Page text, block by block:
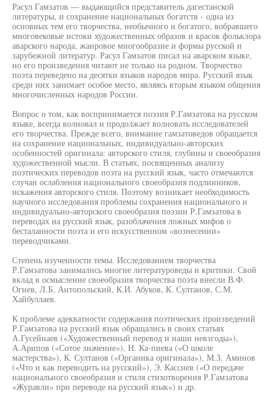
Расул Гамзатов — выдающийся представитель дагестанской
литературы, и сохранение национальных богатств - одна из
основных тем его творчества, необычного и богатого, вобравшего
многовековые истоки художественных образов и красок фольклора
аварского народа, жанровое многообразие и формы русской и
зарубежной литератур. Расул Гамзатов писал на аварском языке,
но его произведения читают не только на родном. Творчество
поэта переведено на десятки языков народов мира. Русский язык
среди них занимает особое место, являясь вторым языком общения
многочисленных народов России.
Вопрос о том, как воспринимается поэзия Р.Гамзатова на русском
языке, всегда волновал и продолжает волновать исследователей
его творчества. Прежде всего, внимание гамзатоведов обращается
на сохранение национальных, индивидуально-авторских
особенностей оригинала: авторского стиля, глубины и своеобразия
художественной мысли. В статьях, посвященных анализу
поэтических переводов поэта на русский язык, часто отмечаются
случаи ослабления национального своеобразия подлинников,
искажения авторского стиля. Поэтому возникает необходимость
научного исследования проблемы сохранения национального и
индивидуально-авторского своеобразия поэзии Р.Гамзатова в
переводах на русский язык, разоблачения ложных мифов о
бесталанности поэта и его искусственном «вознесении»
переводчиками.
Степень изученности темы. Исследованием творчества
Р.Гамзатова занимались многие литературоведы и критики. Свой
вклад в осмысление своеобразия творчества поэта внесли В.Ф.
Огнев, Л.Б. Антопольский, К.И. Абуков, К. Султанов, С.М.
Хайбуллаев.
К проблеме адекватности содержания поэтических произведений
Р.Гамзатова на русский язык обращались в своих статьях
А.Гусейнаев («Художественный перевод и наши невзгоды»),
А.Арипов («Сотое значение»), Н. Ка-пиева («О школе
мастерства»), К. Султанов («Органика оригинала»), М.З. Аминов
(«Что и как переводить на русский»), Э. Кассиев («О передаче
национального своеобразия и стиля стихотворения Р.Гамзатова
«Журавли» при переводе на русский язык») и др.